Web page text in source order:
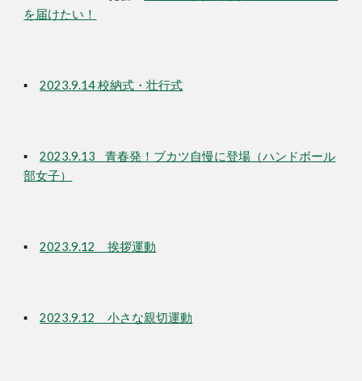
を届けたい！
▪2023.9.14 校納式・壮行式
▪2023.9.13 青春発！ブカツ自慢に登場（ハンドボール
部女子）
▪2023.9.12 挨拶運動
▪2023.9.12 小さな親切運動